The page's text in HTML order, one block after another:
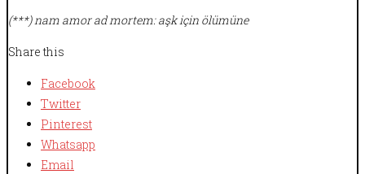
(***) nam amor ad mortem: aşk için ölümüne
Share this
Facebook
Twitter
Pinterest
Whatsapp
Email